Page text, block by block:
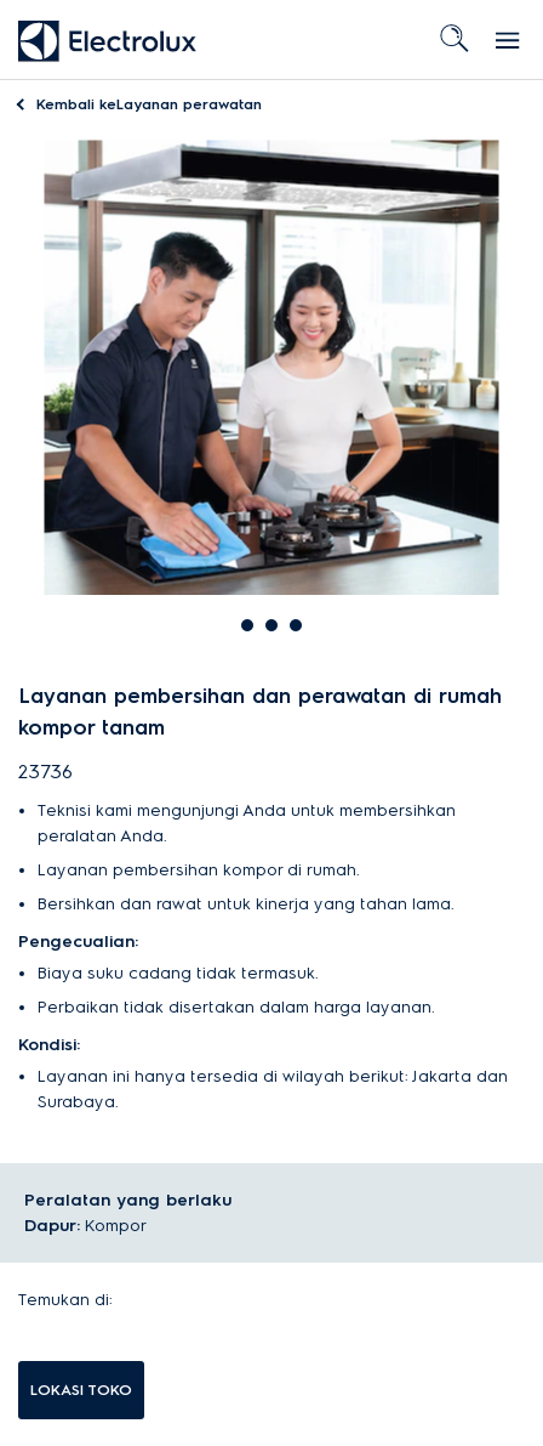
Kembali keLayanan perawatan
Layanan pembersihan dan perawatan di rumah
kompor tanam
23736
Teknisi kami mengunjungi Anda untuk membersihkan
peralatan Anda.
Layanan pembersihan kompor di rumah.
Bersihkan dan rawat untuk kinerja yang tahan lama.
Pengecualian:
Biaya suku cadang tidak termasuk.
Perbaikan tidak disertakan dalam harga layanan.
Kondisi:
Layanan ini hanya tersedia di wilayah berikut: Jakarta dan
Surabaya.
Peralatan yang berlaku
Dapur: Kompor
Temukan di:
LOKASI TOKO